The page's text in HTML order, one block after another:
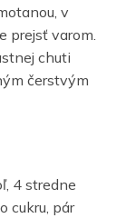
v
prejsť varom.
chuti
čerstvým
4 stredne
cukru, pár